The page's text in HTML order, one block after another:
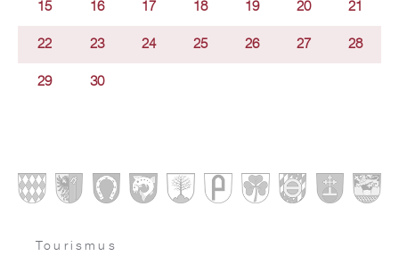
15 16 17 18 19 20 21
22 23 24 25 26 27 28
29 30
Tourismus